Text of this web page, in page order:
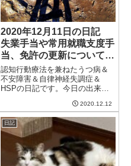
2020年12月11日の日記
失業手当や常用就職支度手
当、免許の更新について調
べてみた
認知行動療法を兼ねたうつ病＆
不安障害＆自律神経失調症＆
HSPの日記です。今日の出来事
気。どうにか洗濯物は乾いたも
のの、いまいちすっきりしない
一日だった。室内の湿度がだい
ぶ下がってきたので加湿器をつ
け始める。コロナウ...
2020.12.12
日記